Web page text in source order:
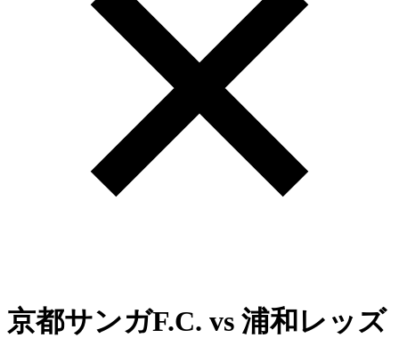
京都サンガF.C. vs 浦和レッズ